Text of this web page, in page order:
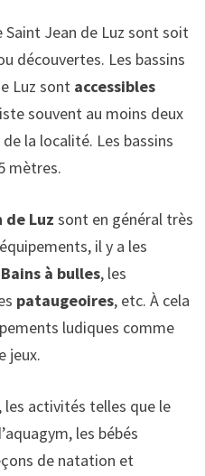
Saint Jean de Luz sont soit
découvertes. Les bassins
Luz sont accessibles
souvent au moins deux
la localité. Les bassins
mètres.
de Luz sont en général très
il y a les
Bains à bulles, les
pataugeoires, etc. À cela
ludiques comme
jeux.
activités telles que le
les bébés
de natation et